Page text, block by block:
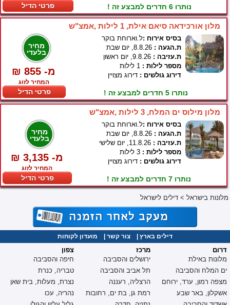
פרטי הדיל נותרו 6 חדרים למבצע זה !
מלון אורכידאה סיאם אילת, 1 לילות ,אמצ"ש
מחיר
בלעדי
₪ 855 -מ
המחיר לזוג
פרטי הדיל
בסיס אירוח :ל.וארוחת בוקר
ת.הגעה :
ת.עזיבה :
מספר לילות :
דירוג גולשים : דירוג מצויין
נותרו 5 חדרים למבצע זה !
מלון מילוס ים המלח, 3 לילות ,אמצ"ש
מחיר
בלעדי
₪ 3,135 -מ
המחיר לזוג
פרטי הדיל
בסיס אירוח :ל.וארוחת בוקר
ת.הגעה :
ת.עזיבה :
מספר לילות :
דירוג גולשים : דירוג מצויין
נותרו 7 חדרים למבצע זה !
מלונות בישראל > דילים לישראל
דילים בארץ צור קשר מועדון לקוחות
צפון
חיפה והסביבה
טבריה, כנרת
נצרת, מעלות, בית שאן
נהריה, עכו
מרכז
ירושלים והסביבה
תל אביב והסביבה
הרצליה, רעננה
רמת גן, בת ים, רחובות
דרום
מלונות באילת
ים המלח והסביבה
מצפה רמון, ערד, ירוחם
אשקלון, באר שבע